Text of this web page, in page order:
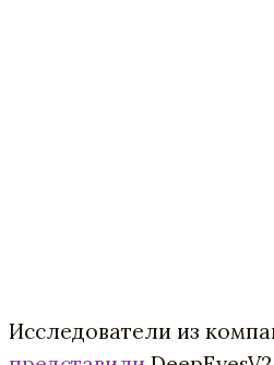
Исследователи из